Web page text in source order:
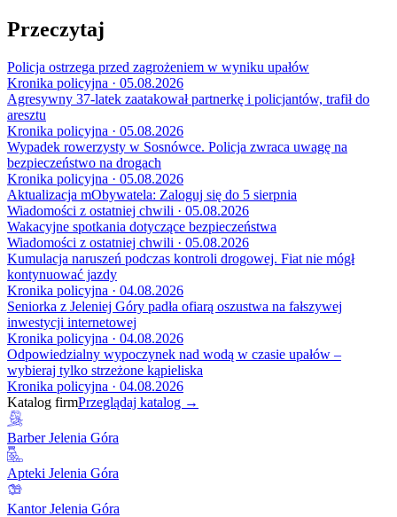
Przeczytaj
Policja ostrzega przed zagrożeniem w wyniku upałów
Kronika policyjna · 05.08.2026
Agresywny 37-latek zaatakował partnerkę i policjantów, trafił do
aresztu
Kronika policyjna · 05.08.2026
Wypadek rowerzysty w Sosnówce. Policja zwraca uwagę na
bezpieczeństwo na drogach
Kronika policyjna · 05.08.2026
Aktualizacja mObywatela: Zaloguj się do 5 sierpnia
Wiadomości z ostatniej chwili · 05.08.2026
Wakacyjne spotkania dotyczące bezpieczeństwa
Wiadomości z ostatniej chwili · 05.08.2026
Kumulacja naruszeń podczas kontroli drogowej. Fiat nie mógł
kontynuować jazdy
Kronika policyjna · 04.08.2026
Seniorka z Jeleniej Góry padła ofiarą oszustwa na fałszywej
inwestycji internetowej
Kronika policyjna · 04.08.2026
Odpowiedzialny wypoczynek nad wodą w czasie upałów –
wybieraj tylko strzeżone kąpieliska
Kronika policyjna · 04.08.2026
Katalog firmPrzeglądaj katalog →
Barber Jelenia Góra
Apteki Jelenia Góra
Kantor Jelenia Góra